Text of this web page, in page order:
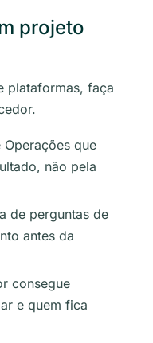
projeto
plataformas, faça
que
não pela
de perguntas de
antes da
consegue
e quem fica